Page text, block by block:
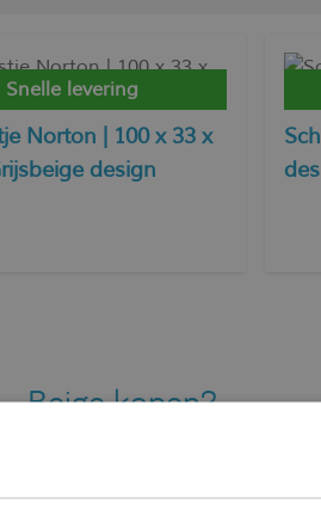
Snelle levering
Norton | 100 x 33 x
design
Beige kopen?
naar Kasten - Beige? Dan
vind je meer dan 10.000
favoriete product in de